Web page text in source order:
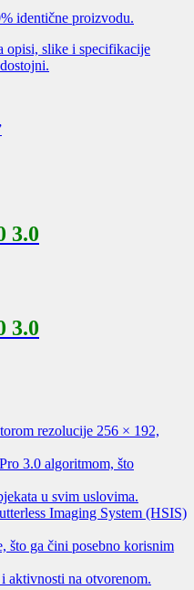
identične proizvodu.
opisi, slike i specifikacije
3.0
3.0
rezolucije 256 × 192,
3.0 algoritmom, što
u svim uslovima.
Imaging System (HSIS)
što ga čini posebno korisnim
aktivnosti na otvorenom.